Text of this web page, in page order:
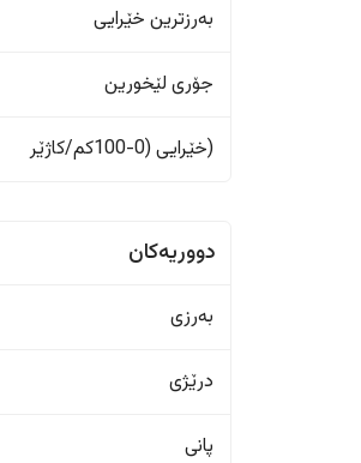
بەرزترین خێرایی
جۆری لێخورین
(خێرایی (0-100کم/کاژێر
دووریەکان
بەرزی
درێژی
پانی